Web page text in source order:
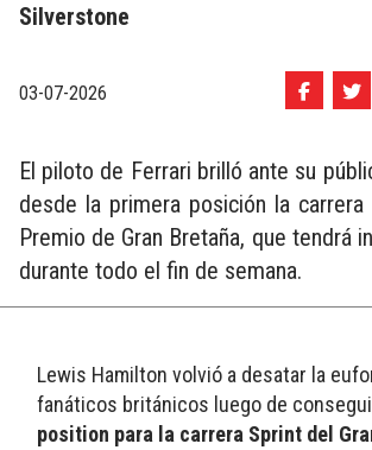
Silverstone
03-07-2026
El piloto de Ferrari brilló ante su
desde la primera posición la carrera
Premio de Gran Bretaña, que tendrá
durante todo el fin de semana.
Lewis Hamilton volvió a desatar la
fanáticos británicos luego de
position para la carrera Sprint del